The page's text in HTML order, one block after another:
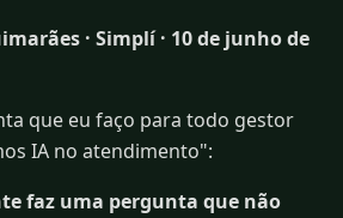
· Simplí · 10 de junho de
que eu faço para todo gestor
IA no atendimento":
faz uma pergunta que não